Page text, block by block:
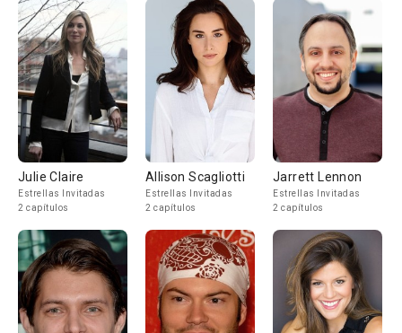
Julie Claire
Estrellas Invitadas
2 capítulos
Allison Scagliotti
Estrellas Invitadas
2 capítulos
Jarrett Lennon
Estrellas Invitadas
2 capítulos